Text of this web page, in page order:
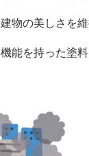
物の美しさを
能を持った塗